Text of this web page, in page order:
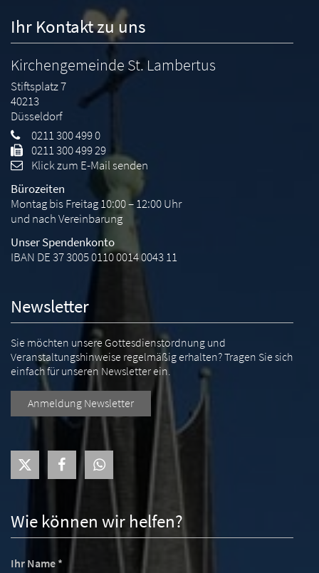
Wie können wir helfen?
Ihr Name *
Ihr Kontakt zu uns
Kirchengemeinde St. Lambertus
Stiftsplatz 7
40213
Düsseldorf
0211 300 499 0
0211 300 499 29
Klick zum E-Mail senden
Bürozeiten
Montag bis Freitag 10:00 – 12:00 Uhr
und nach Vereinbarung
Unser Spendenkonto
IBAN DE 37 3005 0110 0014 0043 11
Newsletter
Sie möchten unsere Gottesdienstordnung und
Veranstaltungshinweise regelmäßig erhalten? Tragen Sie sich
einfach für unseren Newsletter ein.
Anmeldung Newsletter